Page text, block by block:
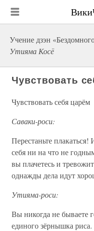
Учение дзэн
Утияма Косё
Чувствовать
Чувствовать себя царём
Саваки-роси:
Перестаньте плакаться!
себя ни на что не
вы плачетесь и
однажды дела идут
Утияма-роси:
Вы никогда не бываете
единого зёрнышка